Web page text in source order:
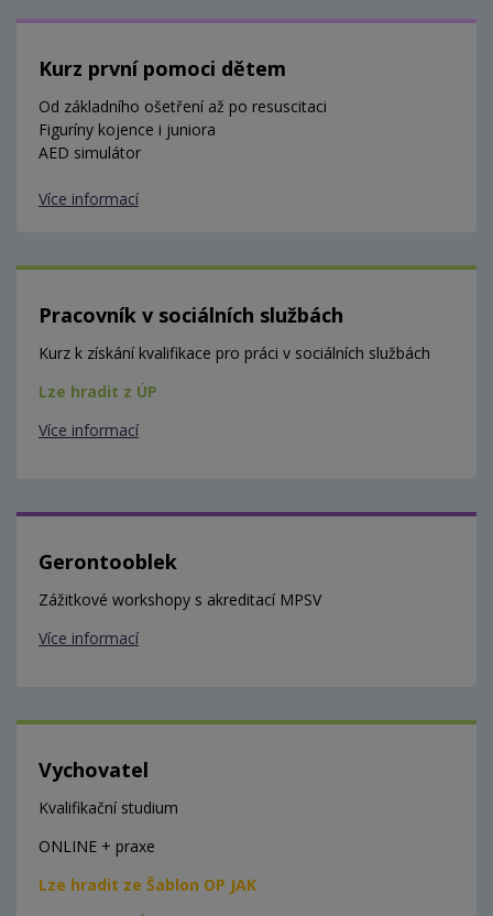
Kurz první pomoci dětem
Od základního ošetření až po resuscitaci
Figuríny kojence i juniora
AED simulátor
Více informací
Pracovník v sociálních službách
Kurz k získání kvalifikace pro práci v sociálních službách
Lze hradit z ÚP
Více informací
Gerontooblek
Zážitkové workshopy s akreditací MPSV
Více informací
Vychovatel
Kvalifikační studium
ONLINE + praxe
Lze hradit ze Šablon OP JAK